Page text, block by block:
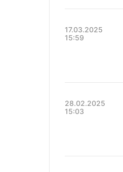
17.03.2025
15:59
28.02.2025
15:03